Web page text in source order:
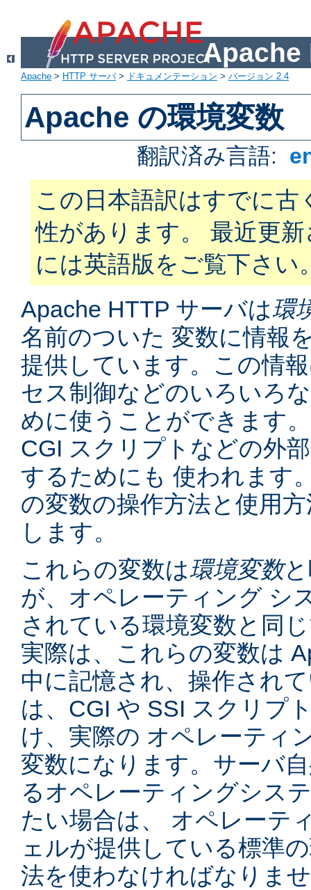
Apache
Apache > HTTP サーバ> ドキュメンテーション > バージョン 2.4
Apache の環境変数
翻訳済み言語:
この日本語訳はすでに古
性があります。 最近更
には英語版をご覧下さい
Apache HTTP サーバは環
名前のついた 変数に情報
提供しています。この情
セス制御などのいろいろ
めに使うことができます
CGI スクリプトなどの外
するためにも 使われます
の変数の操作方法と使用
します。
これらの変数は環境変数
が、オペレーティング シ
されている環境変数と同
実際は、これらの変数は
中に記憶され、操作され
は、CGI や SSI スクリプ
け、実際の オペレーティ
変数になります。サーバ
るオペレーティングシス
たい場合は、 オペレーテ
ェルが提供している標準
法を使わなければなりま